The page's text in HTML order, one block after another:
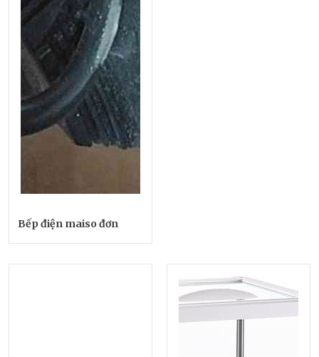
Bếp điện maiso đơn